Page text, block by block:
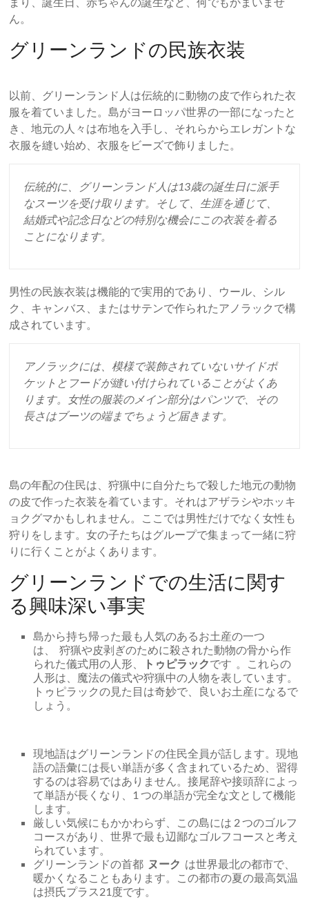
ん。
グリーンランドの民族衣装
以前、グリーンランド人は伝統的に動物の皮で作られた衣
服を着ていました。島がヨーロッパ世界の一部になったと
き、地元の人々は布地を入手し、それらからエレガントな
衣服を縫い始め、衣服をビーズで飾りました。
伝統的に、グリーンランド人は13歳の誕生日に派手
なスーツを受け取ります。そして、生涯を通じて、
結婚式や記念日などの特別な機会にこの衣装を着る
ことになります。
男性の民族衣装は機能的で実用的であり、ウール、シル
ク、キャンバス、またはサテンで作られたアノラックで構
成されています。
アノラックには、模様で装飾されていないサイドポ
ケットとフードが縫い付けられていることがよくあ
ります。女性の服装のメイン部分はパンツで、その
長さはブーツの端までちょうど届きます。
島の年配の住民は、狩猟中に自分たちで殺した地元の動物
の皮で作った衣装を着ています。それはアザラシやホッキ
ョクグマかもしれません。ここでは男性だけでなく女性も
狩りをします。女の子たちはグループで集まって一緒に狩
りに行くことがよくあります。
グリーンランドでの生活に関す
る興味深い事実
島から持ち帰った最も人気のあるお土産の一つ
は、 狩猟や皮剥ぎのために殺された動物の骨から作
られた儀式用の人形、
トゥピラックです 。これらの
人形は、魔法の儀式や狩猟中の人物を表しています。
トゥピラックの見た目は奇妙で、良いお土産になるで
しょう。
現地語はグリーンランドの住民全員が話します。現地
語の語彙には長い単語が多く含まれているため、習得
するのは容易ではありません。接尾辞や接頭辞によっ
て単語が長くなり、1 つの単語が完全な文として機能
します。
厳しい気候にもかかわらず、この島には 2 つのゴルフ
コースがあり、世界で最も辺鄙なゴルフコースと考え
られています。
グリーンランドの首都 ヌーク は世界最北の都市で、
暖かくなることもあります。この都市の夏の最高気温
は摂氏プラス21度です。